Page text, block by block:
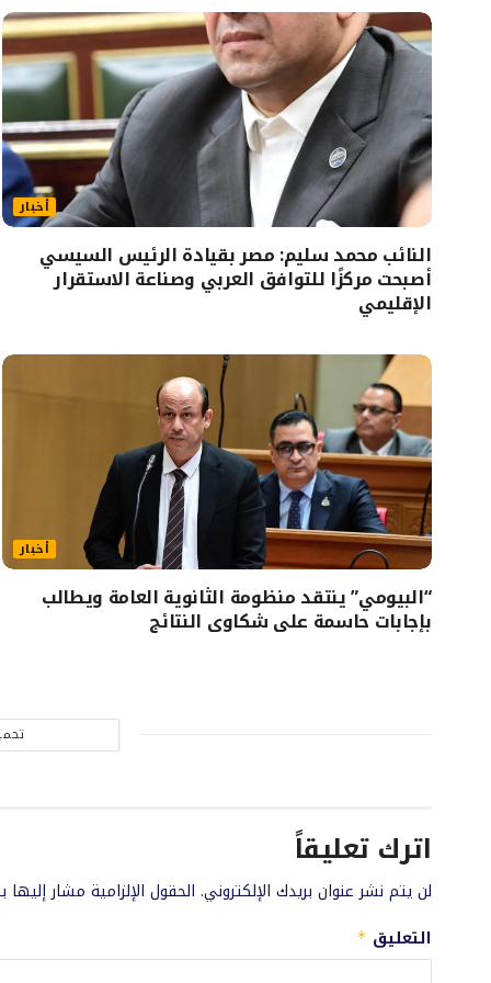
أخبار
النائب محمد سليم: مصر بقيادة الرئيس السيسي
أصبحت مركزًا للتوافق العربي وصناعة الاستقرار
الإقليمي
أخبار
“البيومي” ينتقد منظومة الثانوية العامة ويطالب
بإجابات حاسمة على شكاوى النتائج
اترك تعليقاً
لن يتم نشر عنوان بريدك الإلكتروني. الحقول الإلزامية مشار إليها بـ
التعليق *